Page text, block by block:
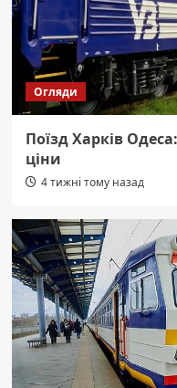
Огляди
Поїзд Харків
ціни
4 тижні тому назад